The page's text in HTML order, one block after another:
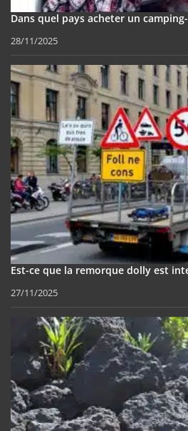
Dans quel pays acheter un
28/11/2025
Est-ce que la remorque dolly est
27/11/2025